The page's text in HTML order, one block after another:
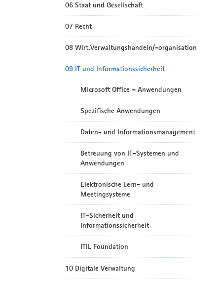
06 Staat und Gesellschaft
07 Recht
08 Wirt.Verwaltungshandeln/-organisation
09 IT und Informationssicherheit
Microsoft Office – Anwendungen
Spezifische Anwendungen
Daten- und Informationsmanagement
Betreuung von IT-Systemen und
Anwendungen
Elektronische Lern- und
Meetingsysteme
IT-Sicherheit und
Informationssicherheit
ITIL Foundation
10 Digitale Verwaltung